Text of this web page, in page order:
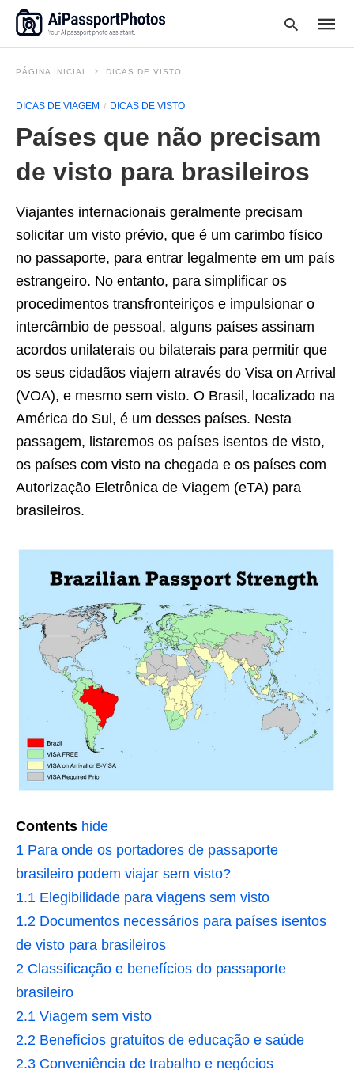
your
search
PÁGINA INICIAL DICAS DE VISTO
DICAS DE VIAGEM DICAS DE VISTO
Países que não precisam
de visto para brasileiros
Viajantes internacionais geralmente precisam
solicitar um visto prévio, que é um carimbo físico
no passaporte, para entrar legalmente em um país
estrangeiro. No entanto, para simplificar os
procedimentos transfronteiriços e impulsionar o
intercâmbio de pessoal, alguns países assinam
acordos unilaterais ou bilaterais para permitir que
os seus cidadãos viajem através do Visa on Arrival
(VOA), e mesmo sem visto. O Brasil, localizado na
América do Sul, é um desses países. Nesta
passagem, listaremos os países isentos de visto,
os países com visto na chegada e os países com
Autorização Eletrônica de Viagem (eTA) para
brasileiros.
Contents hide
1 Para onde os portadores de passaporte
brasileiro podem viajar sem visto?
1.1 Elegibilidade para viagens sem visto
1.2 Documentos necessários para países isentos
de visto para brasileiros
2 Classificação e benefícios do passaporte
brasileiro
2.1 Viagem sem visto
2.2 Benefícios gratuitos de educação e saúde
2.3 Conveniência de trabalho e negócios